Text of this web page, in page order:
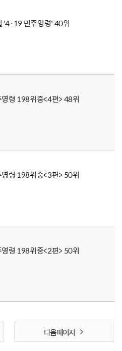
'4·19 민주영령' 40위
령 198위중<4편> 48위
령 198위중<3편> 50위
령 198위중<2편> 50위
다음 페이지